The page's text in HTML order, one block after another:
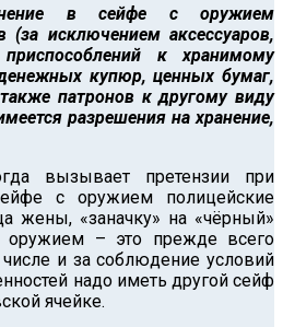
в сейфе с оружием
(за исключением аксессуаров,
к хранимому
купюр, ценных бумаг,
патронов к другому виду
разрешения на хранение,
вызывает претензии при
с оружием полицейские
жены, «заначку» на «чёрный»
– это прежде всего
числе и за соблюдение условий
надо иметь другой сейф
ячейке.